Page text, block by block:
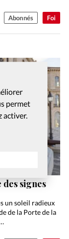
permet
activer.
Foi
Abonnés
signes
un soleil radieux
de la Porte de la